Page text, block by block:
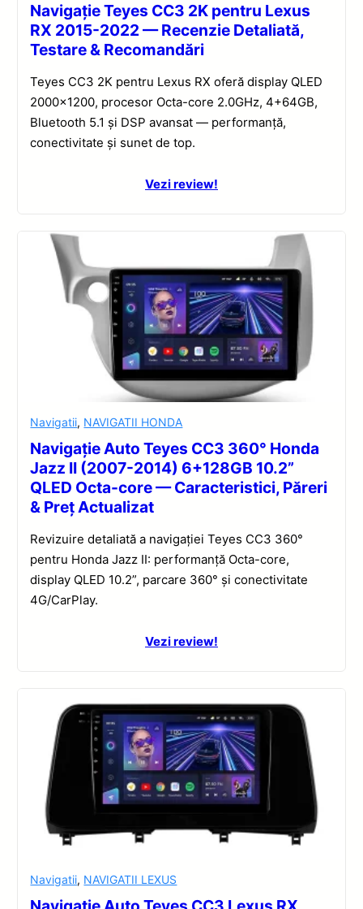
Navigație Teyes CC3 2K pentru Lexus
RX 2015-2022 — Recenzie Detaliată,
Testare & Recomandări
Teyes CC3 2K pentru Lexus RX oferă display QLED
2000×1200, procesor Octa-core 2.0GHz, 4+64GB,
Bluetooth 5.1 și DSP avansat — performanță,
conectivitate și sunet de top.
Vezi review!
Navigatii, NAVIGATII HONDA
Navigație Auto Teyes CC3 360° Honda
Jazz II (2007-2014) 6+128GB 10.2”
QLED Octa-core — Caracteristici, Păreri
& Preț Actualizat
Revizuire detaliată a navigației Teyes CC3 360°
pentru Honda Jazz II: performanță Octa-core,
display QLED 10.2”, parcare 360° și conectivitate
4G/CarPlay.
Vezi review!
Navigatii, NAVIGATII LEXUS